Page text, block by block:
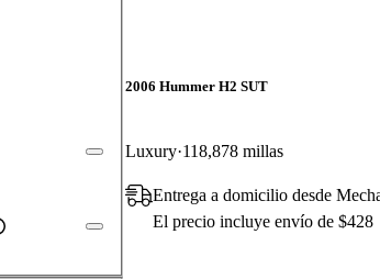
2006 Hummer H2 SUT
Luxury 118,878 millas
Entrega a domicilio desde
El precio incluye envío de $428